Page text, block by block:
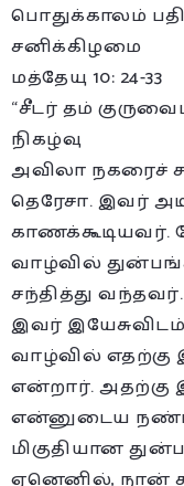
பொதுக்காலம்
சனிக்கிழமை
மத்தேயு 10: 24-33
“சீடர் தம்
நிகழ்வு
அவிலா நகரைச்
தெரேசா. இவர்
வாழ்வில்
சந்தித்து
இவர்
வாழ்வில்
என்றார். அதற்கு
என்னுடைய
மிகுதியான